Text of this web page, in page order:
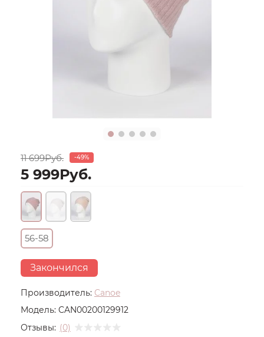
Производитель: Canoe
Модель: CAN00200129912
Отзывы: (0)
11 699Руб. -49%
5 999Руб.
56-58
Закончился